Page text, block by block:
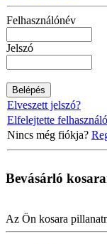
Felhasználónév
Jelszó
Elveszett jelszó?
Elfelejtette
Nincs még fiókja?
Bevásárló
Az Ön kosara